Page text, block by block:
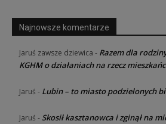
Najnowsze komentarze
Jaruś zawsze dziewica - Razem dla
KGHM o działaniach na rzecz
Jaruś - Lubin – to miasto podzielonych
Jaruś - Skosił kasztanowca i zginął na